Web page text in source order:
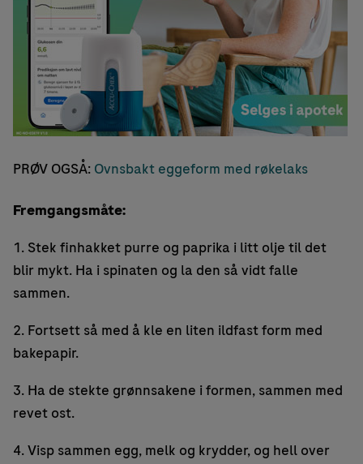
PRØV OGSÅ: Ovnsbakt eggeform med røkelaks
Fremgangsmåte:
1. Stek finhakket purre og paprika i litt olje til det
blir mykt. Ha i spinaten og la den så vidt falle
sammen.
2. Fortsett så med å kle en liten ildfast form med
bakepapir.
3. Ha de stekte grønnsakene i formen, sammen med
revet ost.
4. Visp sammen egg, melk og krydder, og hell over